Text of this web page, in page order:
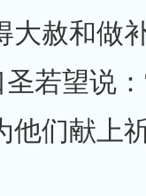
大赦和做
圣若望说
他们献上